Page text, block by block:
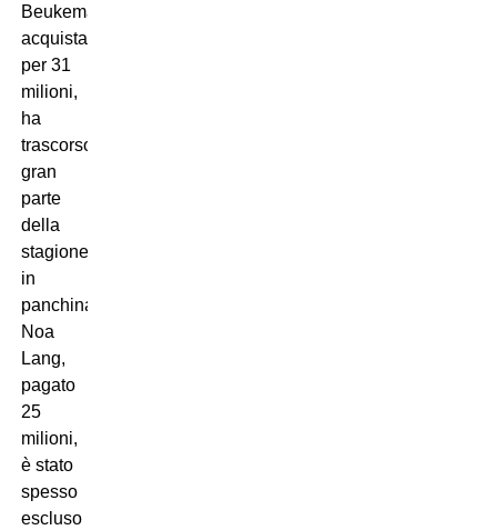
Beukema,
acquistato
per 31
milioni,
ha
trascorso
gran
parte
della
stagione
in
panchina;
Noa
Lang,
pagato
25
milioni,
è stato
spesso
escluso